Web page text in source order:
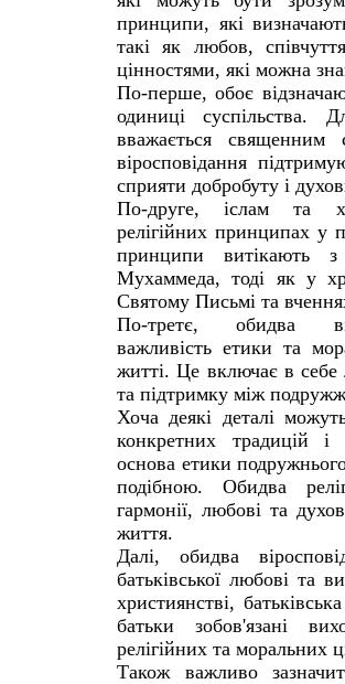
принципи, які
такі як любов,
цінностями, які можна
По-перше, обоє
одиниці суспільства.
вважається
віросповідання
сприяти добробуту і
По-друге, іслам та
релігійних принципах у
принципи витікають
Мухаммеда, тоді як у
Святому Письмі та
По-третє, обидва
важливість етики та
житті. Це включає в себе
та підтримку між
Хоча деякі деталі
конкретних традицій і
основа етики
подібною. Обидва
гармонії, любові та
життя.
Далі, обидва
батьківської любові та
християнстві,
батьки зобов'язані
релігійних та моральних
Також важливо